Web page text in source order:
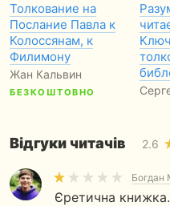
Толкование на
Послание Павла к
Колоссянам, к
Филимону
Жан Кальвин
БЕЗКОШТОВНО
Відгуки читачів 2.6
Богдан
Єретична